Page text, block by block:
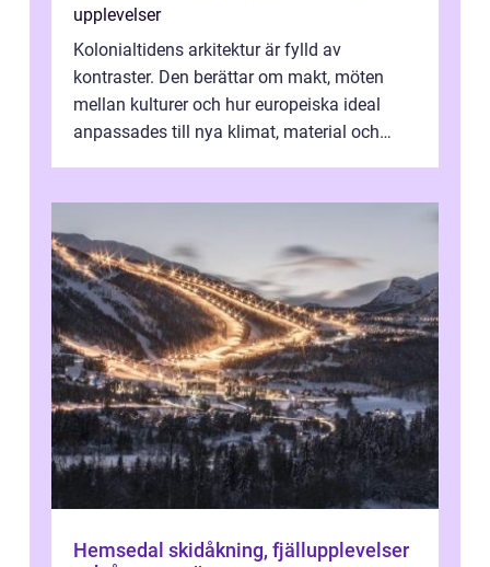
upplevelser
Kolonialtidens arkitektur är fylld av
kontraster. Den berättar om makt, möten
mellan kulturer och hur europeiska ideal
anpassades till nya klimat, material och
Hemsedal skidåkning, fjällupplevelser